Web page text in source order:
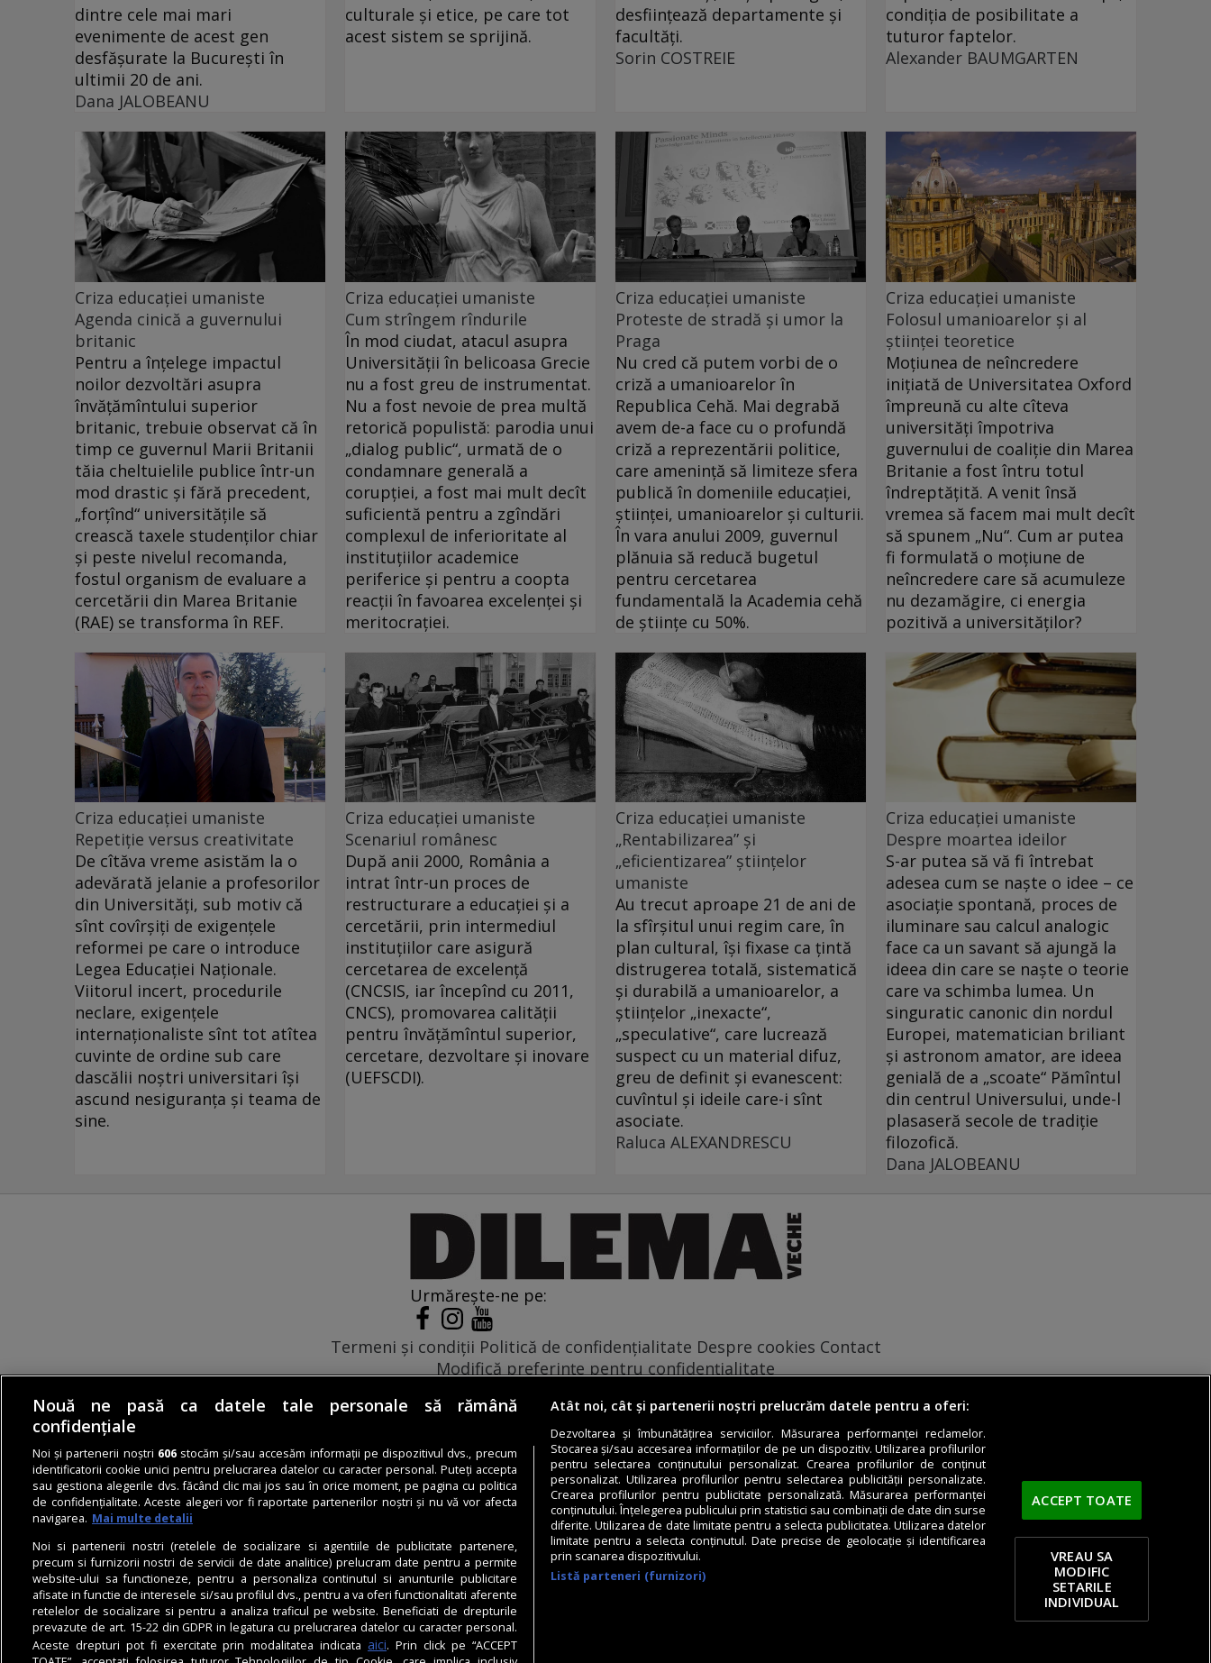
dintre cele mai mari
evenimente de acest gen
desfăşurate la Bucureşti în
ultimii 20 de ani.
Dana JALOBEANU
culturale şi etice, pe care tot
acest sistem se sprijină.
desfiinţează departamente şi
facultăţi.
Sorin COSTREIE
condiţia de posibilitate a
tuturor faptelor.
Alexander BAUMGARTEN
Criza educației umaniste
Agenda cinică a guvernului
britanic
Pentru a înţelege impactul
noilor dezvoltări asupra
învăţămîntului superior
britanic, trebuie observat că în
timp ce guvernul Marii Britanii
tăia cheltuielile publice într-un
mod drastic şi fără precedent,
„forţînd“ universităţile să
crească taxele studenţilor chiar
şi peste nivelul recomanda,
fostul organism de evaluare a
cercetării din Marea Britanie
(RAE) se transforma în REF.
Criza educației umaniste
Cum strîngem rîndurile
În mod ciudat, atacul asupra
Universităţii în belicoasa Grecie
nu a fost greu de instrumentat.
Nu a fost nevoie de prea multă
retorică populistă: parodia unui
„dialog public“, urmată de o
condamnare generală a
corupţiei, a fost mai mult decît
suficientă pentru a zgîndări
complexul de inferioritate al
instituţiilor academice
periferice şi pentru a coopta
reacţii în favoarea excelenţei şi
meritocraţiei.
Criza educației umaniste
Proteste de stradă și umor la
Praga
Nu cred că putem vorbi de o
criză a umanioarelor în
Republica Cehă. Mai degrabă
avem de-a face cu o profundă
criză a reprezentării politice,
care ameninţă să limiteze sfera
publică în domeniile educaţiei,
ştiinţei, umanioarelor şi culturii.
În vara anului 2009, guvernul
plănuia să reducă bugetul
pentru cercetarea
fundamentală la Academia cehă
de ştiinţe cu 50%.
Criza educației umaniste
Folosul umanioarelor și al
științei teoretice
Moţiunea de neîncredere
iniţiată de Universitatea Oxford
împreună cu alte cîteva
universităţi împotriva
guvernului de coaliţie din Marea
Britanie a fost întru totul
îndreptăţită. A venit însă
vremea să facem mai mult decît
să spunem „Nu“. Cum ar putea
fi formulată o moţiune de
neîncredere care să acumuleze
nu dezamăgire, ci energia
pozitivă a universităţilor?
Criza educației umaniste
Repetiție versus creativitate
De cîtăva vreme asistăm la o
adevărată jelanie a profesorilor
din Universităţi, sub motiv că
sînt covîrşiţi de exigenţele
reformei pe care o introduce
Legea Educaţiei Naţionale.
Viitorul incert, procedurile
neclare, exigenţele
internaţionaliste sînt tot atîtea
cuvinte de ordine sub care
dascălii noştri universitari îşi
ascund nesiguranţa şi teama de
sine.
Criza educației umaniste
Scenariul românesc
După anii 2000, România a
intrat într-un proces de
restructurare a educaţiei şi a
cercetării, prin intermediul
instituţiilor care asigură
cercetarea de excelenţă
(CNCSIS, iar începînd cu 2011,
CNCS), promovarea calităţii
pentru învăţămîntul superior,
cercetare, dezvoltare şi inovare
(UEFSCDI).
Criza educației umaniste
„Rentabilizarea” și
„eficientizarea” științelor
umaniste
Au trecut aproape 21 de ani de
la sfîrşitul unui regim care, în
plan cultural, îşi fixase ca ţintă
distrugerea totală, sistematică
şi durabilă a umanioarelor, a
ştiinţelor „inexacte“,
„speculative“, care lucrează
suspect cu un material difuz,
greu de definit şi evanescent:
cuvîntul şi ideile care-i sînt
asociate.
Raluca ALEXANDRESCU
Criza educației umaniste
Despre moartea ideilor
S-ar putea să vă fi întrebat
adesea cum se naşte o idee – ce
asociaţie spontană, proces de
iluminare sau calcul analogic
face ca un savant să ajungă la
ideea din care se naşte o teorie
care va schimba lumea. Un
singuratic canonic din nordul
Europei, matematician briliant
şi astronom amator, are ideea
genială de a „scoate“ Pămîntul
din centrul Universului, unde-l
plasaseră secole de tradiţie
filozofică.
Dana JALOBEANU
Urmărește-ne pe:
Termeni și condiții Politică de confidențialitate Despre cookies Contact
Modifică preferințe pentru confidențialitate
Din rețeaua Adevărul Holding:
Adevarul.ro
Click.ro
ClickPoftaBuna.ro
ClickSanatate.ro
ClickPentruFemei.ro
DilemaVeche.ro
OkMagazine.ro
Historia.ro
Nouă ne pasă ca datele tale personale să rămână
confidențiale
Noi și partenerii noștri 606stocăm și/sau accesăm informații pe dispozitivul dvs., precum
identificatorii cookie unici pentru prelucrarea datelor cu caracter personal. Puteți accepta
sau gestiona alegerile dvs. făcând clic mai jos sau în orice moment, pe pagina cu politica
de confidențialitate. Aceste alegeri vor fi raportate partenerilor noștri și nu vă vor afecta
navigarea. Mai multe detalii
Noi si partenerii nostri (retelele de socializare si agentiile de publicitate partenere,
precum si furnizorii nostri de servicii de date analitice) prelucram date pentru a permite
website-ului sa functioneze, pentru a personaliza continutul si anunturile publicitare
afisate in functie de interesele si/sau profilul dvs., pentru a va oferi functionalitati aferente
retelelor de socializare si pentru a analiza traficul pe website. Beneficiati de drepturile
prevazute de art. 15-22 din GDPR in legatura cu prelucrarea datelor cu caracter personal.
Aceste drepturi pot fi exercitate prin modalitatea indicataaici. Prin click pe “ACCEPT
Atât noi, cât și partenerii noștri prelucrăm datele pentru a oferi:
Dezvoltarea și îmbunătățirea serviciilor. Măsurarea performanței reclamelor.
Stocarea și/sau accesarea informațiilor de pe un dispozitiv. Utilizarea profilurilor
pentru selectarea conținutului personalizat. Crearea profilurilor de conținut
personalizat. Utilizarea profilurilor pentru selectarea publicității personalizate.
Crearea profilurilor pentru publicitate personalizată. Măsurarea performanței
conținutului. Înțelegerea publicului prin statistici sau combinații de date din surse
diferite. Utilizarea de date limitate pentru a selecta publicitatea. Utilizarea datelor
limitate pentru a selecta conținutul. Date precise de geolocație și identificarea
prin scanarea dispozitivului.
Listă parteneri (furnizori)
ACCEPT TOATE
VREAU SA
MODIFIC
SETARILE
INDIVIDUAL